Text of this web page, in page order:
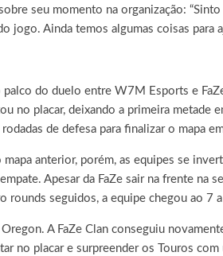
seu momento na organização:
jogo. Ainda temos algumas coisas para
do duelo entre W7M Esports e
no placar, deixando a primeira
de defesa para finalizar o mapa
anterior, porém, as equipes se
Apesar da FaZe sair na frente
rounds seguidos, a equipe chegou ao 7
A FaZe Clan conseguiu
no placar e surpreender os Touros